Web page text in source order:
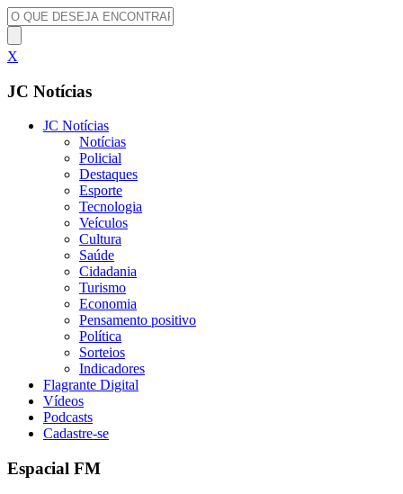
X
JC Notícias
JC Notícias
Notícias
Policial
Destaques
Esporte
Tecnologia
Veículos
Cultura
Saúde
Cidadania
Turismo
Economia
Pensamento positivo
Política
Sorteios
Indicadores
Flagrante Digital
Vídeos
Podcasts
Cadastre-se
Espacial FM